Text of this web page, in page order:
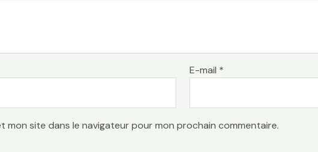
E-mail *
mon site dans le navigateur pour mon prochain commentaire.